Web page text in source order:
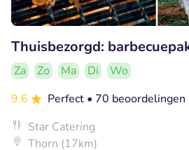
Thuisbezorgd:
Za Zo Ma Di
Wo
9.6
Perfect • 70 beoordelingen
Star Catering
Thorn (17km)